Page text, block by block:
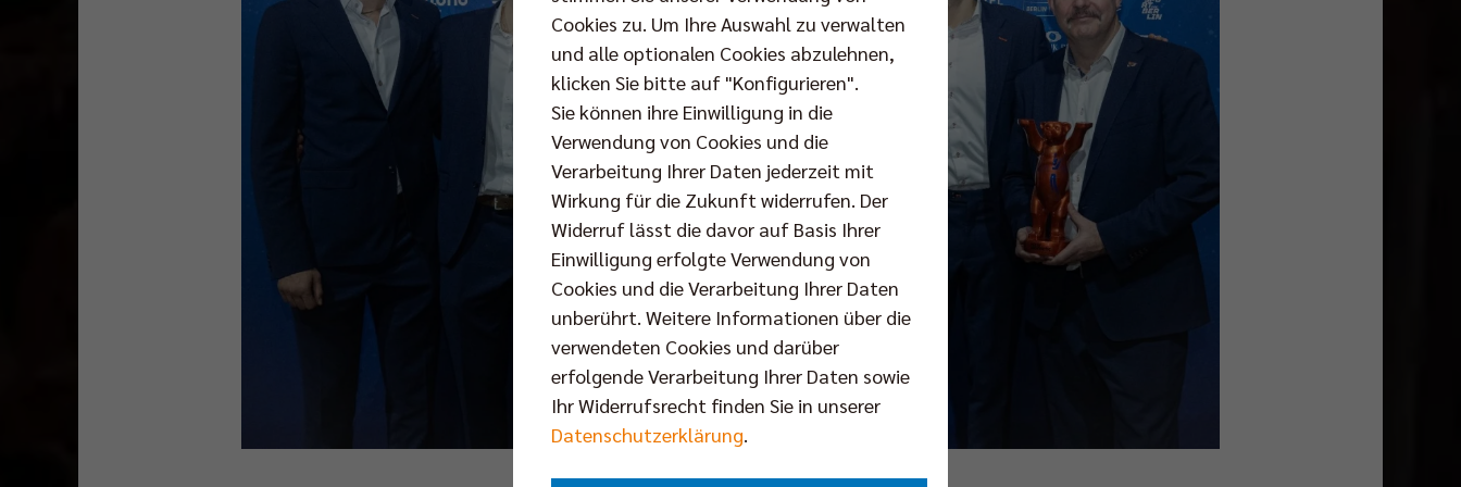
Fotos: TOP Sportmarketing / Camera4
Cookies zu. Um Ihre Auswahl zu verwalten
und alle optionalen Cookies abzulehnen,
klicken Sie bitte auf "Konfigurieren".
Sie können ihre Einwilligung in die
Verwendung von Cookies und die
Verarbeitung Ihrer Daten jederzeit mit
Wirkung für die Zukunft widerrufen. Der
Widerruf lässt die davor auf Basis Ihrer
Einwilligung erfolgte Verwendung von
Cookies und die Verarbeitung Ihrer Daten
unberührt. Weitere Informationen über die
verwendeten Cookies und darüber
erfolgende Verarbeitung Ihrer Daten sowie
Ihr Widerrufsrecht finden Sie in unserer
Datenschutzerklärung.